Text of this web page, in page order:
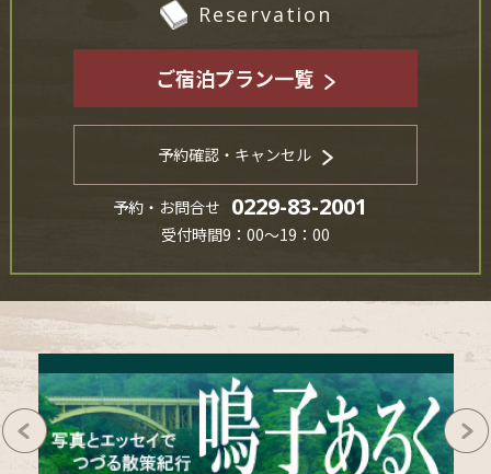
Reservation
ご宿泊プラン一覧
予約確認・キャンセル
予約・お問合せ 0229-83-2001
受付時間9：00～19：00